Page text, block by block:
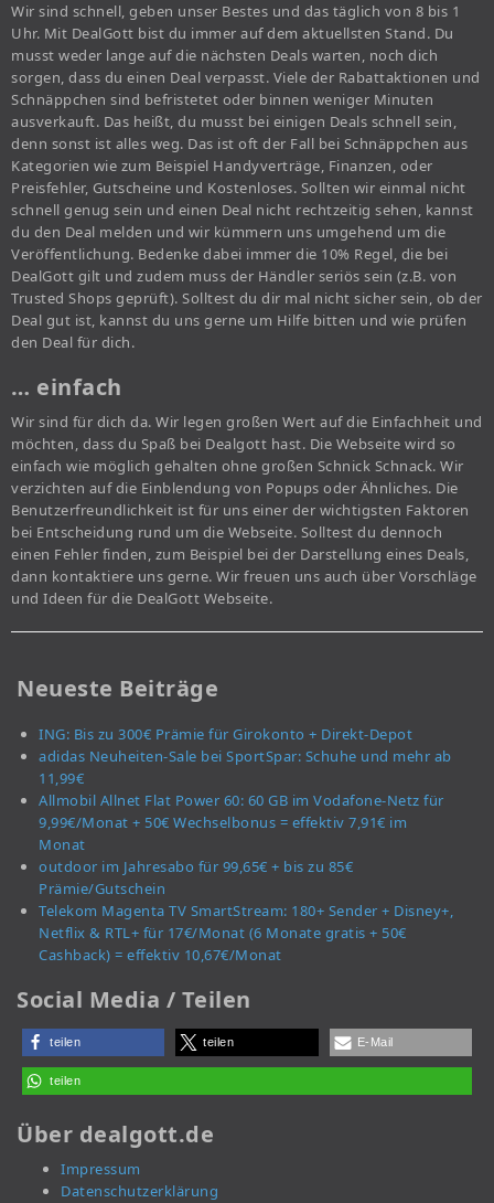
Wir sind schnell, geben unser Bestes und das täglich von 8 bis 1
Uhr. Mit DealGott bist du immer auf dem aktuellsten Stand. Du
musst weder lange auf die nächsten Deals warten, noch dich
sorgen, dass du einen Deal verpasst. Viele der Rabattaktionen und
Schnäppchen sind befristetet oder binnen weniger Minuten
ausverkauft. Das heißt, du musst bei einigen Deals schnell sein,
denn sonst ist alles weg. Das ist oft der Fall bei Schnäppchen aus
Kategorien wie zum Beispiel Handyverträge, Finanzen, oder
Preisfehler, Gutscheine und Kostenloses. Sollten wir einmal nicht
schnell genug sein und einen Deal nicht rechtzeitig sehen, kannst
du den Deal melden und wir kümmern uns umgehend um die
Veröffentlichung. Bedenke dabei immer die 10% Regel, die bei
DealGott gilt und zudem muss der Händler seriös sein (z.B. von
Trusted Shops geprüft). Solltest du dir mal nicht sicher sein, ob der
Deal gut ist, kannst du uns gerne um Hilfe bitten und wie prüfen
den Deal für dich.
… einfach
Wir sind für dich da. Wir legen großen Wert auf die Einfachheit und
möchten, dass du Spaß bei Dealgott hast. Die Webseite wird so
einfach wie möglich gehalten ohne großen Schnick Schnack. Wir
verzichten auf die Einblendung von Popups oder Ähnliches. Die
Benutzerfreundlichkeit ist für uns einer der wichtigsten Faktoren
bei Entscheidung rund um die Webseite. Solltest du dennoch
einen Fehler finden, zum Beispiel bei der Darstellung eines Deals,
dann kontaktiere uns gerne. Wir freuen uns auch über Vorschläge
und Ideen für die DealGott Webseite.
Neueste Beiträge
ING: Bis zu 300€ Prämie für Girokonto + Direkt-Depot
adidas Neuheiten-Sale bei SportSpar: Schuhe und mehr ab
11,99€
Allmobil Allnet Flat Power 60: 60 GB im Vodafone-Netz für
9,99€/Monat + 50€ Wechselbonus = effektiv 7,91€ im
Monat
outdoor im Jahresabo für 99,65€ + bis zu 85€
Prämie/Gutschein
Telekom Magenta TV SmartStream: 180+ Sender + Disney+,
Netflix & RTL+ für 17€/Monat (6 Monate gratis + 50€
Cashback) = effektiv 10,67€/Monat
Social Media / Teilen
teilen teilen E-Mail
teilen
Über dealgott.de
Impressum
Datenschutzerklärung